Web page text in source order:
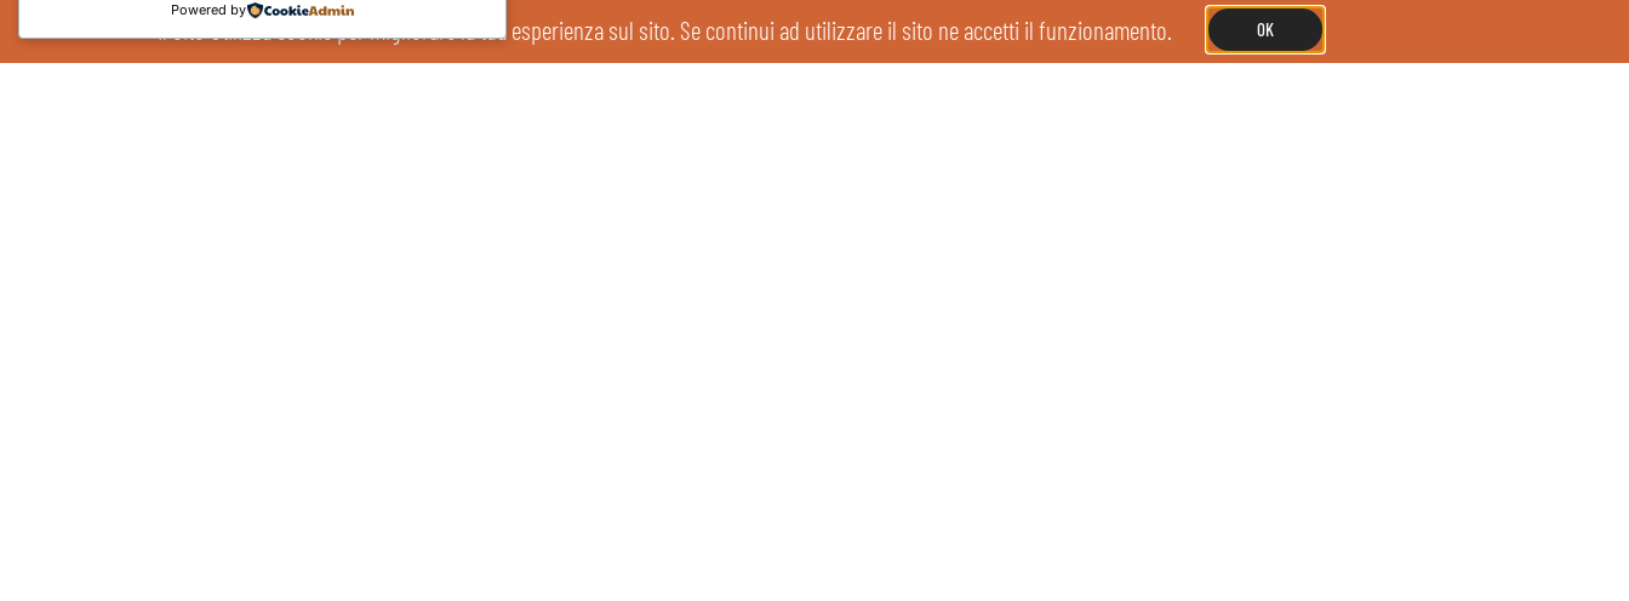
Powered by
Il Sito Utilizza cookie per migliorare la tua esperienza sul sito. Se continui ad utilizzare il sito ne accetti il funzionamento. OK